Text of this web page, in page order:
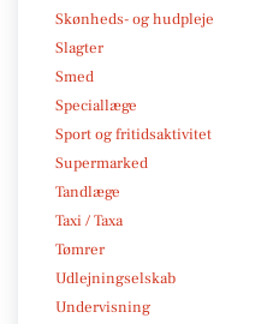
Skønheds- og hudpleje
Slagter
Smed
Speciallæge
Sport og fritidsaktivitet
Supermarked
Tandlæge
Taxi / Taxa
Tømrer
Udlejningselskab
Undervisning